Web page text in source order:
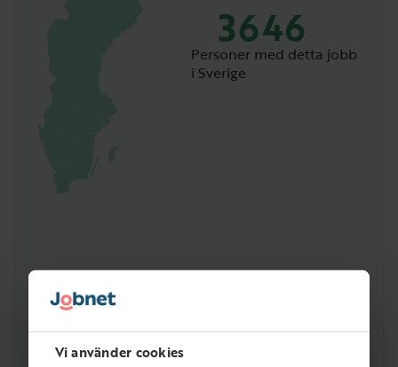
Vi använder cookies
3646
Personer med detta jobb
i Sverige